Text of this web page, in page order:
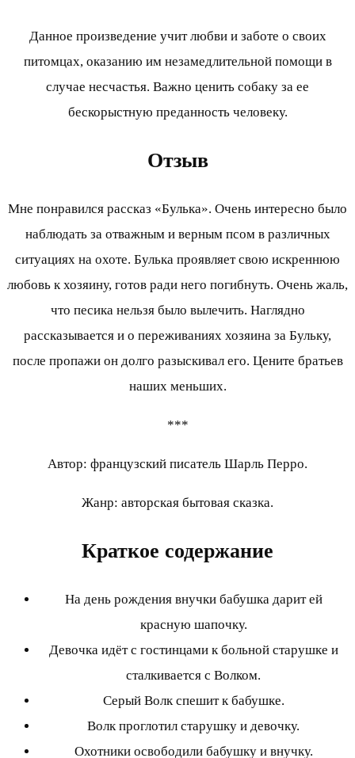
Данное произведение учит любви и заботе о своих
питомцах, оказанию им незамедлительной помощи в
случае несчастья. Важно ценить собаку за ее
бескорыстную преданность человеку.
Отзыв
Мне понравился рассказ «Булька». Очень интересно было
наблюдать за отважным и верным псом в различных
ситуациях на охоте. Булька проявляет свою искреннюю
любовь к хозяину, готов ради него погибнуть. Очень жаль,
что песика нельзя было вылечить. Наглядно
рассказывается и о переживаниях хозяина за Бульку,
после пропажи он долго разыскивал его. Цените братьев
наших меньших.
***
Автор: французский писатель Шарль Перро.
Жанр: авторская бытовая сказка.
Краткое содержание
На день рождения внучки бабушка дарит ей
красную шапочку.
Девочка идёт с гостинцами к больной старушке и
сталкивается с Волком.
Серый Волк спешит к бабушке.
Волк проглотил старушку и девочку.
Охотники освободили бабушку и внучку.